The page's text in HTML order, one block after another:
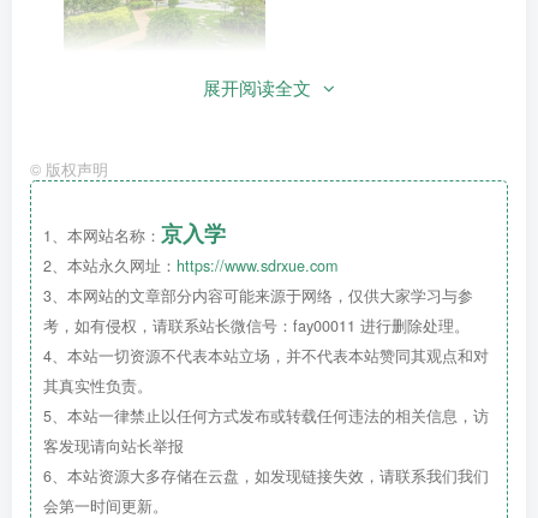
展开阅读全文
© 版权声明
1、本网站名称： 京入学
2、本站永久网址： https://www.sdrxue.com
3、本网站的文章部分内容可能来源于网络，仅供大家学习与参
考，如有侵权，请联系站长微信号：fay00011 进行删除处理。
4、本站一切资源不代表本站立场，并不代表本站赞同其观点和对
其真实性负责。
5、本站一律禁止以任何方式发布或转载任何违法的相关信息，访
客发现请向站长举报
6、本站资源大多存储在云盘，如发现链接失效，请联系我们我们
会第一时间更新。